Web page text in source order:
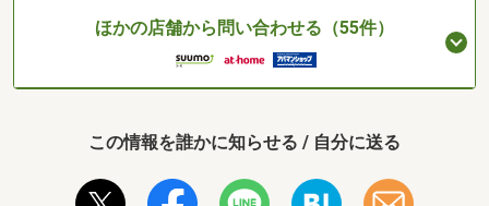
ほかの店舗から問い合わせる（55件）
この情報を誰かに知らせる / 自分に送る